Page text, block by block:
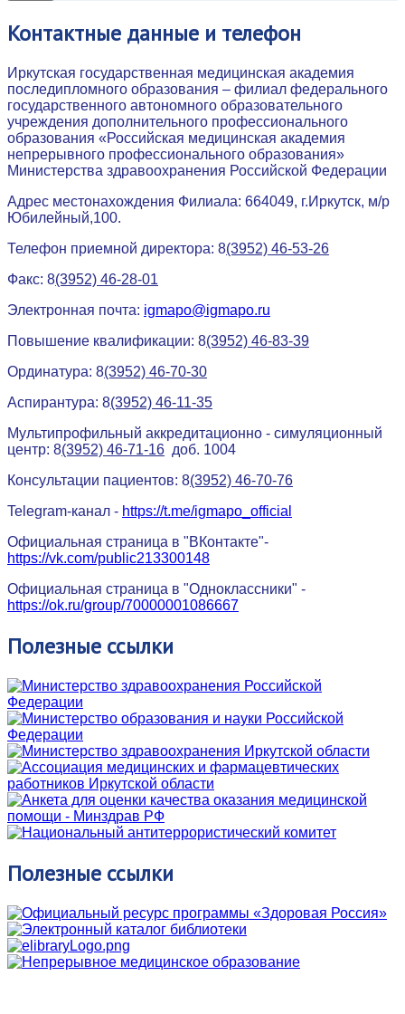
Контактные данные и телефон
Иркутская государственная медицинская академия
последипломного образования – филиал федерального
государственного автономного образовательного
учреждения дополнительного профессионального
образования «Российская медицинская академия
непрерывного профессионального образования»
Министерства здравоохранения Российской Федерации
Адрес местонахождения Филиала: 664049, г.Иркутск, м/р
Юбилейный,100.
Телефон приемной директора: 8(3952) 46-53-26
Факс: 8(3952) 46-28-01
Электронная почта: igmapo@igmapo.ru
Повышение квалификации: 8(3952) 46-83-39
Ординатура: 8(3952) 46-70-30
Аспирантура: 8(3952) 46-11-35
Мультипрофильный аккредитационно - симуляционный
центр: 8(3952) 46-71-16 доб. 1004
Консультации пациентов: 8(3952) 46-70-76
Telegram-канал - https://t.me/igmapo_official
Официальная страница в "ВКонтакте"-
https://vk.com/public213300148
Официальная страница в "Одноклассники" -
https://ok.ru/group/70000001086667
Полезные ссылки
Полезные ссылки